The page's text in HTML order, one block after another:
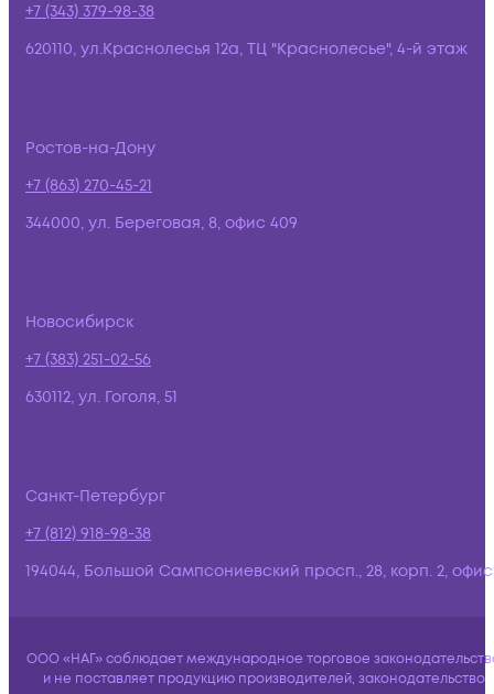
+7 (343) 379-98-38
620110, ул.Краснолесья 12а, ТЦ "Краснолесье", 4-й этаж
Ростов-на-Дону
+7 (863) 270-45-21
344000, ул. Береговая, 8, офис 409
Новосибирск
+7 (383) 251-02-56
630112, ул. Гоголя, 51
Санкт-Петербург
+7 (812) 918-98-38
194044, Большой Сампсониевский просп., 28, корп. 2,
ООО «НАГ» соблюдает международное торговое
и не поставляет продукцию производителей, законодательство